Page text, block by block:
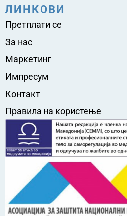
ЛИНКОВИ
Претплати се
За нас
Маркетинг
Импресум
Контакт
Правила на користење